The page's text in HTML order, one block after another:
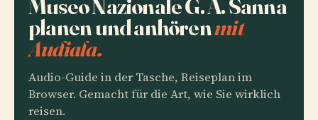
Museo Nazionale G. A. Sanna
planen und anhörenmit
Audiala.
Audio-Guide in der Tasche, Reiseplan im
Browser. Gemacht für die Art, wie Sie wirklich
reisen.